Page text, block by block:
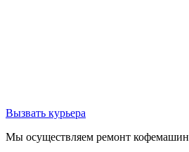
Вызвать курьера
Мы осуществляем ремонт кофемашин